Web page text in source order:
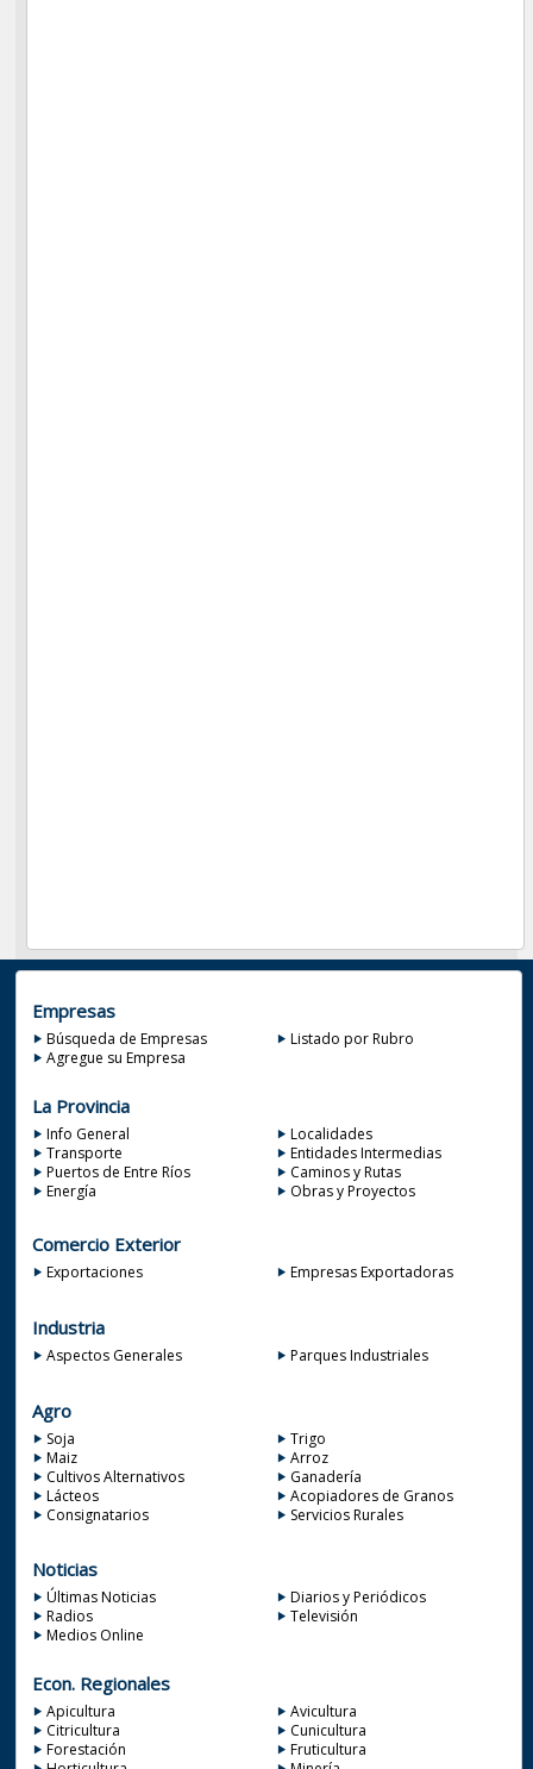
Empresas
Búsqueda de Empresas
Listado por Rubro
Agregue su Empresa
La Provincia
Info General
Localidades
Transporte
Entidades Intermedias
Puertos de Entre Ríos
Caminos y Rutas
Energía
Obras y Proyectos
Comercio Exterior
Exportaciones Empresas Exportadoras
Industria
Aspectos Generales Parques Industriales
Agro
Soja
Trigo
Maiz
Arroz
Cultivos Alternativos
Ganadería
Lácteos
Acopiadores de Granos
Consignatarios
Servicios Rurales
Noticias
Últimas Noticias
Diarios y Periódicos
Radios
Televisión
Medios Online
Econ. Regionales
Apicultura
Avicultura
Citricultura
Cunicultura
Forestación
Fruticultura